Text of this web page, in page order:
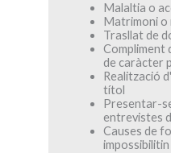
Malaltia o
Matrimoni o
Trasllat de
Compliment
de caràcter
Realització
títol
Presentar-
entrevistes
Causes de